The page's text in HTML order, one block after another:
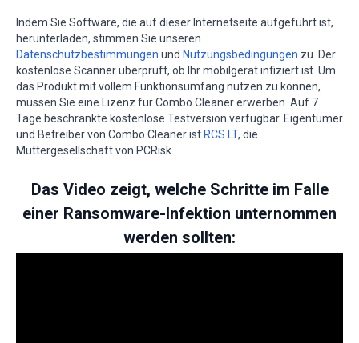
Indem Sie Software, die auf dieser Internetseite aufgeführt ist,
herunterladen, stimmen Sie unseren
Datenschutzbestimmungen und Nutzungsbedingungen zu. Der
kostenlose Scanner überprüft, ob Ihr mobilgerät infiziert ist. Um
das Produkt mit vollem Funktionsumfang nutzen zu können,
müssen Sie eine Lizenz für Combo Cleaner erwerben. Auf 7
Tage beschränkte kostenlose Testversion verfügbar. Eigentümer
und Betreiber von Combo Cleaner ist RCS LT, die
Muttergesellschaft von PCRisk.
Das Video zeigt, welche Schritte im Falle
einer Ransomware-Infektion unternommen
werden sollten: